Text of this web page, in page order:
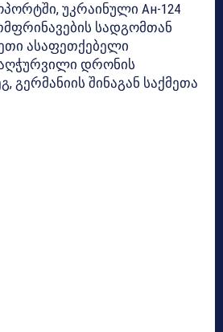
უკრაინული Ан-124
სადგომთან
ასაფეთქებელი
დრონის
გერმანიის შინაგან საქმეთა